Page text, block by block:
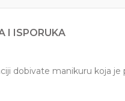
I ISPORUKA
dobivate manikuru koja je